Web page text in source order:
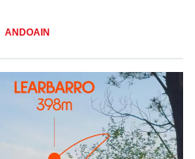
ANDOAIN